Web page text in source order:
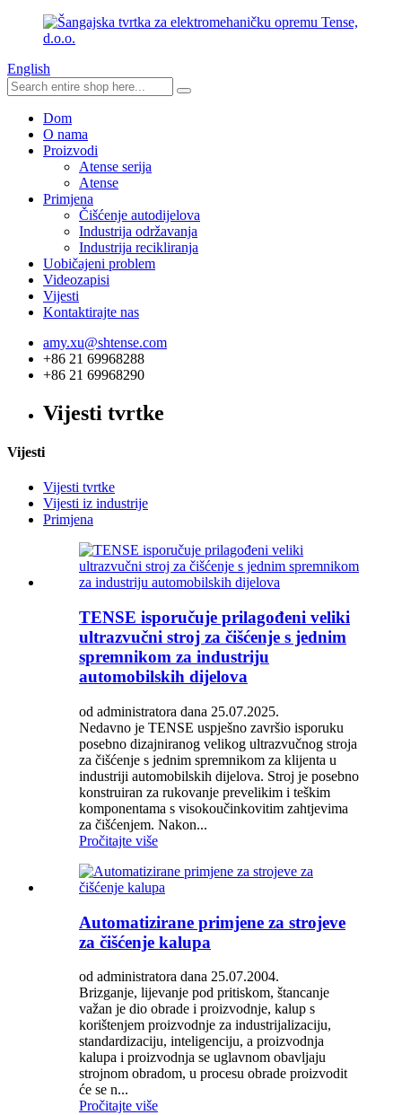
English
Dom
O nama
Proizvodi
Atense serija
Atense
Primjena
Čišćenje autodijelova
Industrija održavanja
Industrija recikliranja
Uobičajeni problem
Videozapisi
Vijesti
Kontaktirajte nas
amy.xu@shtense.com
+86 21 69968288
+86 21 69968290
Vijesti tvrtke
Vijesti
Vijesti tvrtke
Vijesti iz industrije
Primjena
TENSE isporučuje prilagođeni veliki
ultrazvučni stroj za čišćenje s jednim
spremnikom za industriju
automobilskih dijelova
od administratora dana 25.07.2025.
Nedavno je TENSE uspješno završio isporuku
posebno dizajniranog velikog ultrazvučnog stroja
za čišćenje s jednim spremnikom za klijenta u
industriji automobilskih dijelova. Stroj je posebno
konstruiran za rukovanje prevelikim i teškim
komponentama s visokoučinkovitim zahtjevima
za čišćenjem. Nakon...
Pročitajte više
Automatizirane primjene za strojeve
za čišćenje kalupa
od administratora dana 25.07.2004.
Brizganje, lijevanje pod pritiskom, štancanje
važan je dio obrade i proizvodnje, kalup s
korištenjem proizvodnje za industrijalizaciju,
standardizaciju, inteligenciju, a proizvodnja
kalupa i proizvodnja se uglavnom obavljaju
strojnom obradom, u procesu obrade proizvodit
će se n...
Pročitajte više